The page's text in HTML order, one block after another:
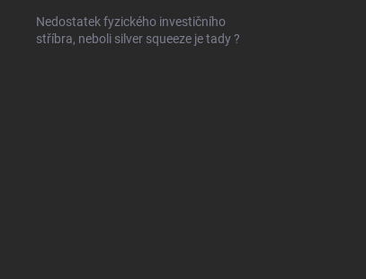
Nedostatek fyzického investičního
stříbra, neboli silver squeeze je tady ?